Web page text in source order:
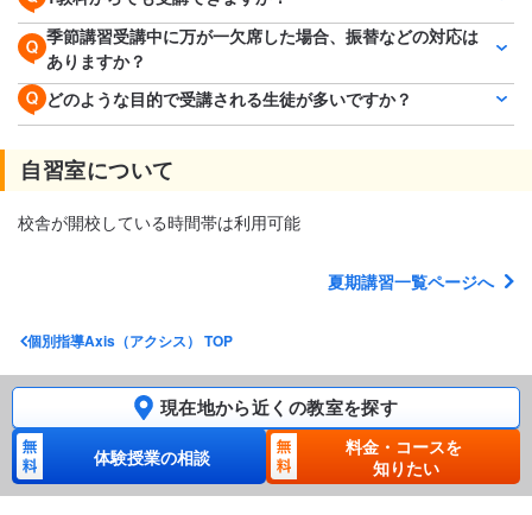
季節講習受講中に万が一欠席した場合、振替などの対応は
ありますか？
どのような目的で受講される生徒が多いですか？
自習室について
校舎が開校している時間帯は利用可能
夏期講習一覧ページへ
個別指導Axis（アクシス） TOP
現在地から近くの教室を探す
体験授業の相談
料金・コースを
知りたい